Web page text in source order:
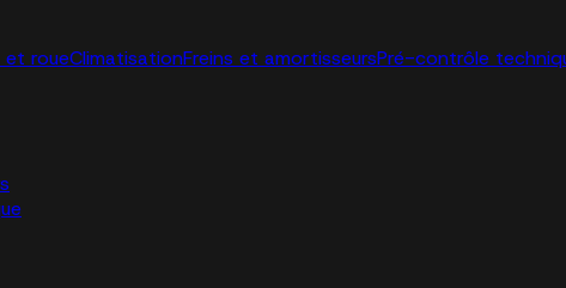
et roueClimatisationFreins et amortisseursPré-contrôle